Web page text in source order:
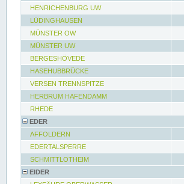
HENRICHENBURG UW
LÜDINGHAUSEN
MÜNSTER OW
MÜNSTER UW
BERGESHÖVEDE
HASEHUBBRÜCKE
VERSEN TRENNSPITZE
HERBRUM HAFENDAMM
RHEDE
EDER
AFFOLDERN
EDERTALSPERRE
SCHMITTLOTHEIM
EIDER